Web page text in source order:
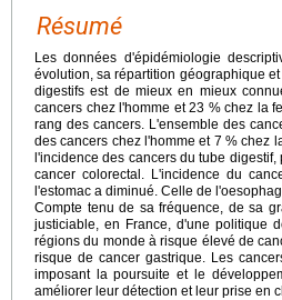
Résumé
Les données d'épidémiologie
évolution, sa répartition géographique
digestifs est de mieux en mieux
cancers chez l'homme et 23 % chez la
rang des cancers. L'ensemble des
des cancers chez l'homme et 7 % chez
l'incidence des cancers du tube
cancer colorectal. L'incidence du
l'estomac a diminué. Celle de
Compte tenu de sa fréquence, de sa
justiciable, en France, d'une politique
régions du monde à risque élevé de
risque de cancer gastrique. Les
imposant la poursuite et le
améliorer leur détection et leur prise en